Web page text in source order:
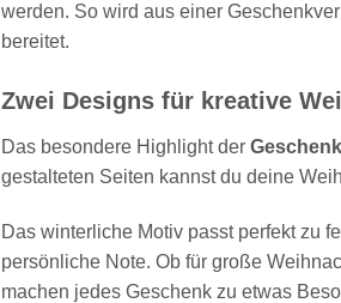
werden. So wird aus einer
bereitet.
Zwei Designs für kreative
Das besondere Highlight der
gestalteten Seiten kannst du deine
Das winterliche Motiv passt perfekt zu
persönliche Note. Ob für große
machen jedes Geschenk zu etwas